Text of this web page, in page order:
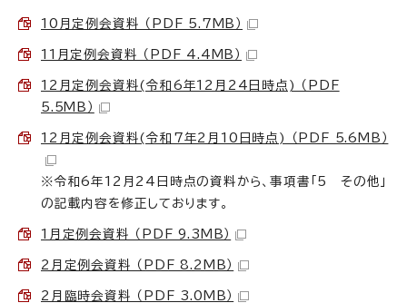
10月定例会資料 （PDF 5.7MB）
11月定例会資料 （PDF 4.4MB）
12月定例会資料(令和6年12月24日時点) （PDF
5.5MB）
12月定例会資料(令和7年2月10日時点) （PDF 5.6MB）
※令和6年12月24日時点の資料から、事項書「5 その他」
の記載内容を修正しております。
1月定例会資料 （PDF 9.3MB）
2月定例会資料 （PDF 8.2MB）
2月臨時会資料 （PDF 3.0MB）